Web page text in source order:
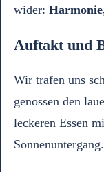
wider:
Auftakt und
Wir trafen uns
genossen den
leckeren Essen
Sonnenuntergang.